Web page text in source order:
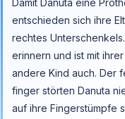
Damit Danuta eine
entschieden sich ihre
rechtes
erinnern und ist mit
andere Kind auch. Der
finger störten Danuta
auf ihre Fingerstümpfe